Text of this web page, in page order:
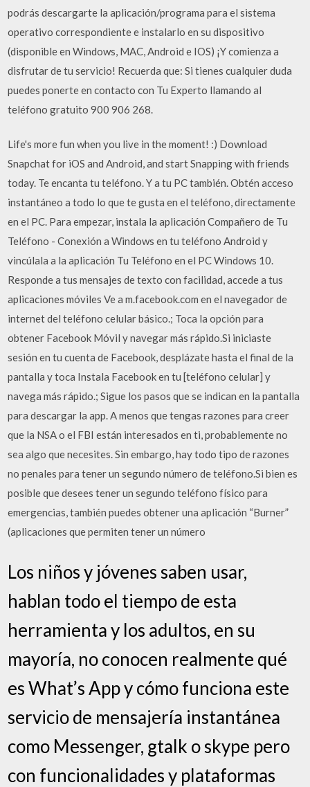
podrás descargarte la aplicación/programa para el sistema
operativo correspondiente e instalarlo en su dispositivo
(disponible en Windows, MAC, Android e IOS) ¡Y comienza a
disfrutar de tu servicio! Recuerda que: Si tienes cualquier duda
puedes ponerte en contacto con Tu Experto llamando al
teléfono gratuito 900 906 268.
Life's more fun when you live in the moment! :) Download
Snapchat for iOS and Android, and start Snapping with friends
today. Te encanta tu teléfono. Y a tu PC también. Obtén acceso
instantáneo a todo lo que te gusta en el teléfono, directamente
en el PC. Para empezar, instala la aplicación Compañero de Tu
Teléfono - Conexión a Windows en tu teléfono Android y
vincúlala a la aplicación Tu Teléfono en el PC Windows 10.
Responde a tus mensajes de texto con facilidad, accede a tus
aplicaciones móviles Ve a m.facebook.com en el navegador de
internet del teléfono celular básico.; Toca la opción para
obtener Facebook Móvil y navegar más rápido.Si iniciaste
sesión en tu cuenta de Facebook, desplázate hasta el final de la
pantalla y toca Instala Facebook en tu [teléfono celular] y
navega más rápido.; Sigue los pasos que se indican en la pantalla
para descargar la app. A menos que tengas razones para creer
que la NSA o el FBI están interesados en ti, probablemente no
sea algo que necesites. Sin embargo, hay todo tipo de razones
no penales para tener un segundo número de teléfono.Si bien es
posible que desees tener un segundo teléfono físico para
emergencias, también puedes obtener una aplicación “Burner”
(aplicaciones que permiten tener un número
Los niños y jóvenes saben usar,
hablan todo el tiempo de esta
herramienta y los adultos, en su
mayoría, no conocen realmente qué
es What’s App y cómo funciona este
servicio de mensajería instantánea
como Messenger, gtalk o skype pero
con funcionalidades y plataformas